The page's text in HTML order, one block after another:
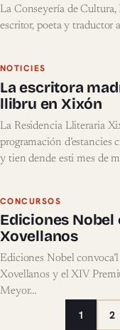
La Conseyería de
escritor, poeta y traductor
NOTICIES
La escritora
llibru en Xixón
La Residencia Lliteraria
programación d’estancies
y tien dende esti mes de
ealizar la…
CONCURSOS
Ediciones
Xovellanos
Ediciones Nobel
Xovellanos y el XIV
Meyor…
1 2